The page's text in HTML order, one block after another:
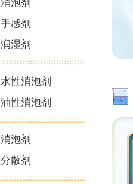
消泡剂
手感剂
润湿剂
水性消泡剂
油性消泡剂
消泡剂
分散剂